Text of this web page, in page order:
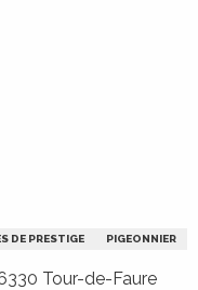
DE PRESTIGE PIGEONNIER
Tour-de-Faure